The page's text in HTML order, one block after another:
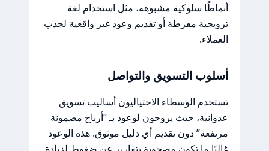
أنماطًا سلوكية مشبوهة، مثل استخدام لغة
ترويجية مفرطة أو تقديم وعود غير واقعية لجذب
العملاء.
أسلوب التسويق والتواصل
تستخدم الوسطاء الاحتياليون أساليب تسويق
عدوانية، حيث يروجون لوعود بـ “أرباح مضمونة
مرتفعة” دون تقديم أي دليل موثوق. هذه الوعود